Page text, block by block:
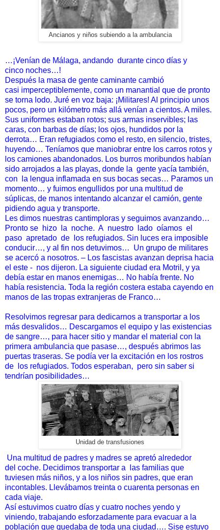
Ancianos y niños subiendo a la ambulancia
…¡Venían de Málaga, andando durante cinco días y
cinco noches…!
Después la masa de gente caminante cambió
casi imperceptiblemente, como un manantial que de pronto
se torna lodo. Juré en voz baja: ¡Militares! Al principio unos
pocos, pero un kilómetro más allá venían a cientos. A miles.
Sus uniformes estaban rotos; sus armas inservibles; las
caras, con barbas de días; los ojos, hundidos por la
derrota… Eran refugiados como el resto, en silencio, tristes,
huyendo… Teníamos que maniobrar entre los carros rotos y
los camiones abandonados. Los burros moribundos habían
sido arrojados a las playas, donde la gente yacía también,
con
la lengua inflamada en sus bocas secas… Paramos un
momento… y fuimos engullidos por una multitud de
súplicas, de manos intentando alcanzar el camión, gente
pidiendo agua y transporte.
Les dimos nuestras cantimploras y seguimos avanzando…
Pronto se hizo la noche. A nuestro lado oíamos el
paso apretado de los refugiados. Sin luces era imposible
conducir…, y al fin nos detuvimos… Un grupo de militares
se acercó a nosotros. – Los fascistas avanzan deprisa hacia
el este - nos dijeron. La siguiente ciudad era Motril, y ya
debía estar en manos enemigas… No había frente. No
había resistencia. Toda la región costera estaba cayendo en
manos de las tropas extranjeras de Franco…
Resolvimos regresar para dedicarnos a transportar a los
más desvalidos… Descargamos el equipo y las existencias
de sangre…, para hacer sitio y mandar el material con la
primera ambulancia que pasase…, después abrimos las
puertas traseras. Se podía ver la excitación en los rostros
de
los refugiados. Todos esperaban, pero sin saber si
tendrían posibilidades…
Unidad de transfusiones
Una multitud de padres y madres se apretó alrededor
del coche. Decidimos transportar a
las familias que
tuviesen más niños, y a los niños sin padres, que eran
incontables. Llevábamos treinta o cuarenta personas en
cada viaje.
Así estuvimos cuatro días y cuatro noches yendo y
viniendo, trabajando esforzadamente para evacuar a la
población que quedaba de toda una ciudad…. Sise estuvo